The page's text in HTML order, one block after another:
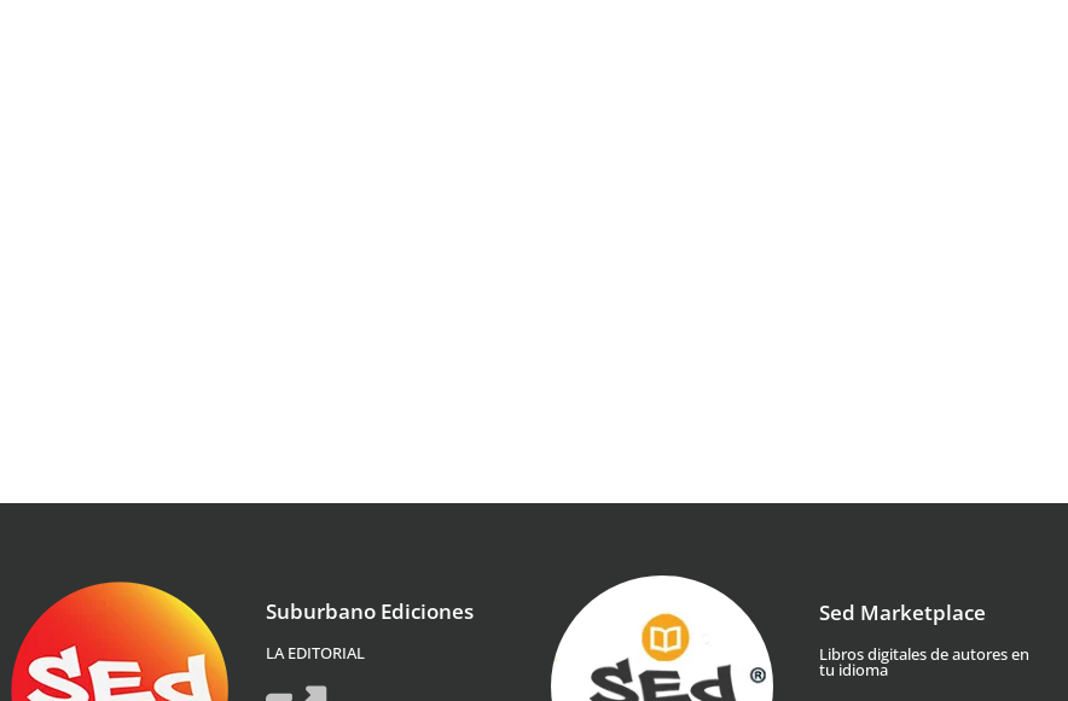
Suburbano Ediciones
LA EDITORIAL
Sed Marketplace
Libros digitales de autores en
tu idioma